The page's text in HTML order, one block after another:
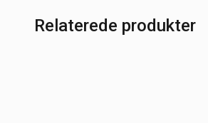
Relaterede produkter